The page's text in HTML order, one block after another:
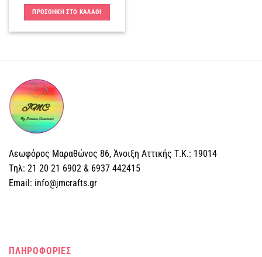
ΠΡΟΣΘΗΚΗ ΣΤΟ ΚΑΛΑΘΙ
Λεωφόρος Μαραθώνος 86, Άνοιξη Αττικής Τ.Κ.: 19014
Tηλ: 21 20 21 6902 & 6937 442415
Email: info@jmcrafts.gr
ΠΛΗΡΟΦΟΡΙΕΣ